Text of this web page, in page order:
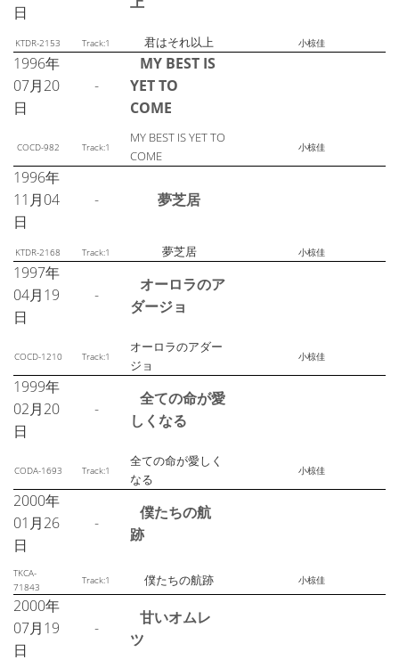
日
KTDR-2153 Track:1 君はそれ以上 小椋佳
1996年
07月20
日
-
MY BEST IS
YET TO
COME
COCD-982 Track:1
MY BEST IS YET TO
COME
小椋佳
1996年
11月04
日
- 夢芝居
KTDR-2168 Track:1 夢芝居 小椋佳
1997年
04月19
日
-
オーロラのア
ダージョ
COCD-1210 Track:1
オーロラのアダー
ジョ
小椋佳
1999年
02月20
日
-
全ての命が愛
しくなる
CODA-1693 Track:1
全ての命が愛しく
なる
小椋佳
2000年
01月26
日
-
僕たちの航
跡
TKCA-
71843
Track:1 僕たちの航跡 小椋佳
2000年
07月19
日
-
甘いオムレ
ツ